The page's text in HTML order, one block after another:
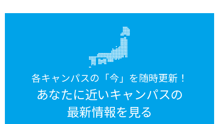
各キャンパスの「今」を随時更新！
あなたに近いキャンパスの
最新情報を見る